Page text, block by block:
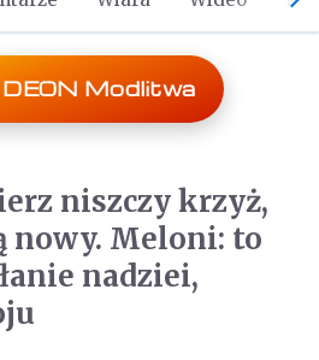
DEON Modlitwa
niszczy krzyż,
nowy. Meloni: to
nadziei,